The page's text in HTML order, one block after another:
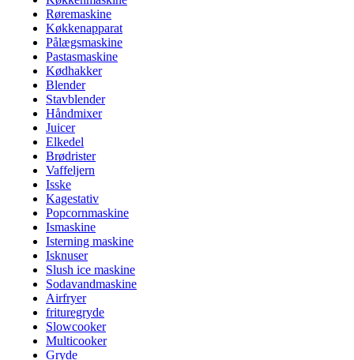
Røremaskine
Køkkenapparat
Pålægsmaskine
Pastasmaskine
Kødhakker
Blender
Stavblender
Håndmixer
Juicer
Elkedel
Brødrister
Vaffeljern
Isske
Kagestativ
Popcornmaskine
Ismaskine
Isterning maskine
Isknuser
Slush ice maskine
Sodavandmaskine
Airfryer
frituregryde
Slowcooker
Multicooker
Gryde